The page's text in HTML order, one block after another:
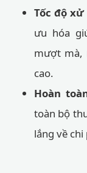
Tốc độ
ưu hóa
mượt mà,
cao.
Hoàn
toàn bộ
lắng về